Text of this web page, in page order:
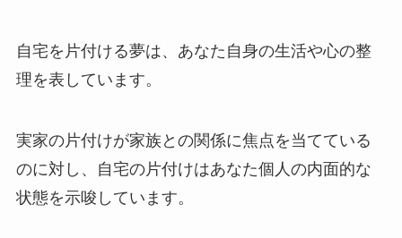
自宅を片付ける夢は、あなた自身の生活や心の整
理を表しています。
実家の片付けが家族との関係に焦点を当てている
のに対し、自宅の片付けはあなた個人の内面的な
状態を示唆しています。